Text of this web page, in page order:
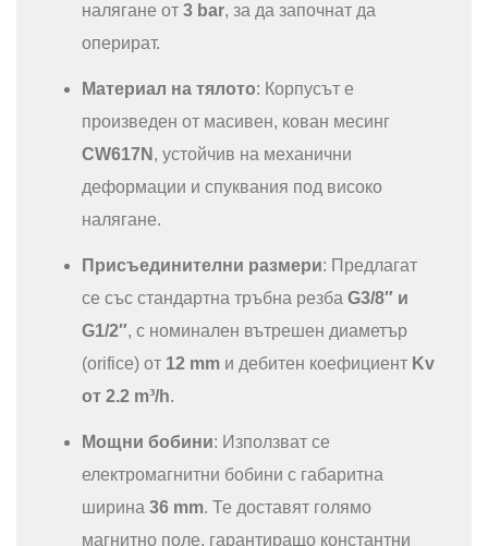
налягане от 3 bar, за да започнат да
оперират.
Материал на тялото: Корпусът е
произведен от масивен, кован месинг
CW617N , устойчив на механични
деформации и спуквания под високо
налягане.
Присъединителни размери: Предлагат
се със стандартна тръбна резба G3/8″ и
G1/2″, с номинален вътрешен диаметър
(orifice) от 12 mm и дебитен коефициент Kv
от 2.2 m³/h.
Мощни бобини: Използват се
електромагнитни бобини с габаритна
ширина 36 mm. Те доставят голямо
магнитно поле, гарантиращо константни